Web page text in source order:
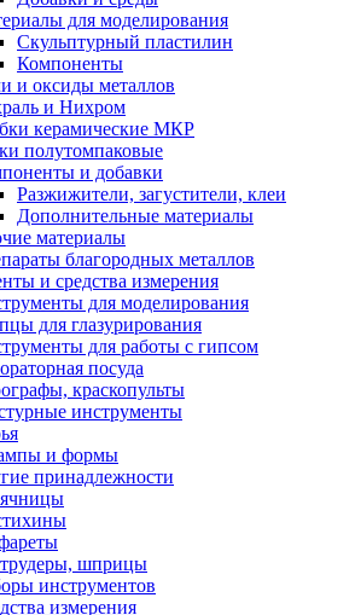
для моделирования
Скульптурный пластилин
Компоненты
и оксиды металлов
и Нихром
керамические МКР
полутомпаковые
и добавки
Разжижители, загустители, клеи
Дополнительные материалы
материалы
благородных металлов
и средства измерения
для моделирования
для глазурирования
для работы с гипсом
посуда
краскопульты
инструменты
и формы
принадлежности
шприцы
инструментов
измерения